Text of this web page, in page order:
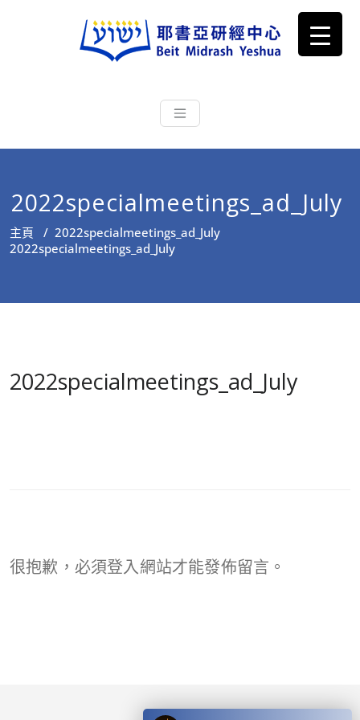
耶書亞研經中心
根源明白聖經，成為更好的門徒
2022specialmeetings_ad_July
主頁 / 2022specialmeetings_ad_July
2022specialmeetings_ad_July
2022specialmeetings_ad_July
很抱歉，必須登入網站才能發佈留言。